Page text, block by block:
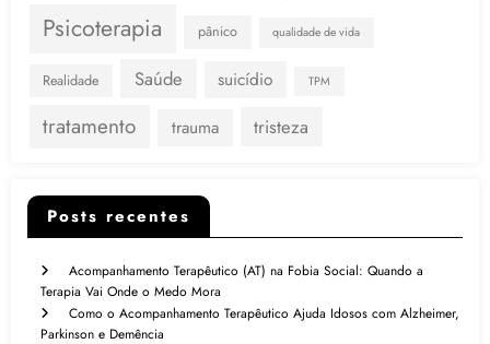
Psicoterapia pânico qualidade de vida
Realidade Saúde suicídio TPM
tratamento trauma tristeza
Posts recentes
Acompanhamento Terapêutico (AT) na Fobia Social: Quando a
Terapia Vai Onde o Medo Mora
Como o Acompanhamento Terapêutico Ajuda Idosos com Alzheimer,
Parkinson e Demência